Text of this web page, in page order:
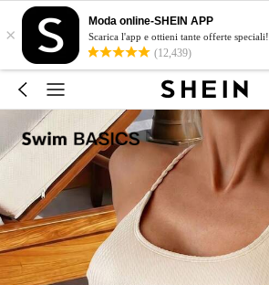
×
Moda online-SHEIN APP
Scarica l'app e ottieni tante offerte speciali!
(12,439)